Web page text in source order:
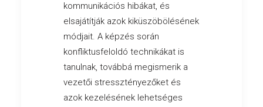
kommunikációs hibákat, és
elsajátítják azok kiküszöbölésének
módjait. A képzés során
konfliktusfeloldó technikákat is
tanulnak, továbbá megismerik a
vezetői stressztényezőket és
azok kezelésének lehetséges